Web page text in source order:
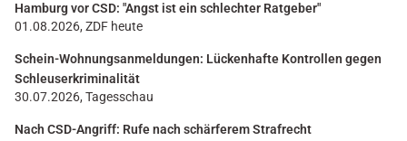
Hamburg vor CSD: "Angst ist ein schlechter Ratgeber"
01.08.2026, ZDF heute
Schein-Wohnungsanmeldungen: Lückenhafte Kontrollen gegen
Schleuserkriminalität
30.07.2026, Tagesschau
Nach CSD-Angriff: Rufe nach schärferem Strafrecht